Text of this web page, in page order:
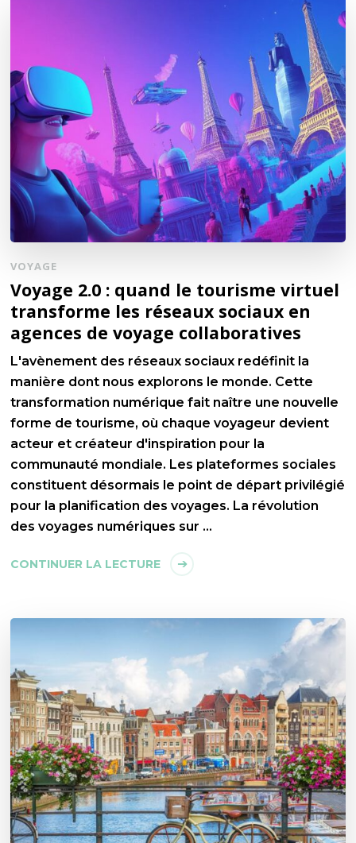
VOYAGE
Voyage 2.0 : quand le tourisme virtuel
transforme les réseaux sociaux en
agences de voyage collaboratives
L'avènement des réseaux sociaux redéfinit la
manière dont nous explorons le monde. Cette
transformation numérique fait naître une nouvelle
forme de tourisme, où chaque voyageur devient
acteur et créateur d'inspiration pour la
communauté mondiale. Les plateformes sociales
constituent désormais le point de départ privilégié
pour la planification des voyages. La révolution
des voyages numériques sur …
CONTINUER LA LECTURE